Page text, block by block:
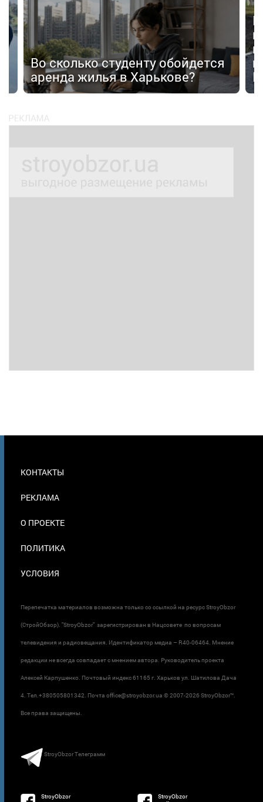
Во сколько студенту обойдется
аренда жилья в Харькове?
В
В
КОНТАКТЫ
РЕКЛАМА
О ПРОЕКТЕ
ПОЛИТИКА
УСЛОВИЯ
Перепечатка материалов возможна только со ссылкой на ресурс StroyObzor
(СтройОбзор). "StroyObzor" зарегистрирован в Нацсовете по вопросам
телевидения и радиовещания. Идентификатор медиа – R40-06464. Мнение
редакции не всегда совпадает с мнением автора. Руководитель проекта
Алексей Карпушенко. Почтовый индекс 61165 г. Харьков ул. Шатилова Дача
4. Тел.+380505801342. Почта office@stroyobzor.ua © 2007-2026 StroyObzor™.
Все права защищены.
StroyObzor Телеграмм
StroyObzor StroyObzor